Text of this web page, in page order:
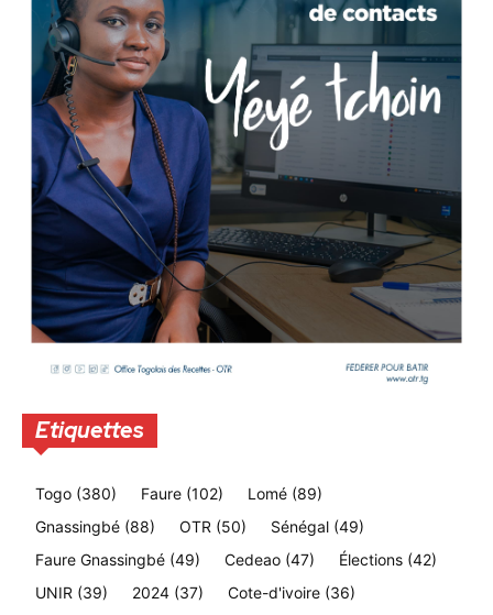
Etiquettes
Togo (380) Faure (102) Lomé (89)
Gnassingbé (88) OTR (50) Sénégal (49)
Faure Gnassingbé (49) Cedeao (47) Élections (42)
UNIR (39) 2024 (37) Cote-d'ivoire (36)